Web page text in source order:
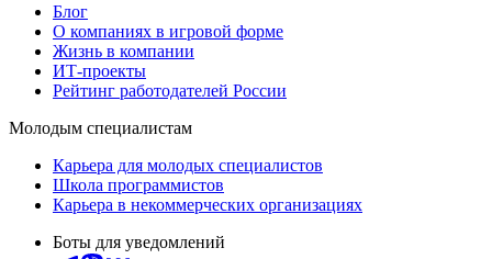
Блог
О компаниях в игровой форме
Жизнь в компании
ИТ-проекты
Рейтинг работодателей России
Молодым специалистам
Карьера для молодых специалистов
Школа программистов
Карьера в некоммерческих организациях
Боты для уведомлений